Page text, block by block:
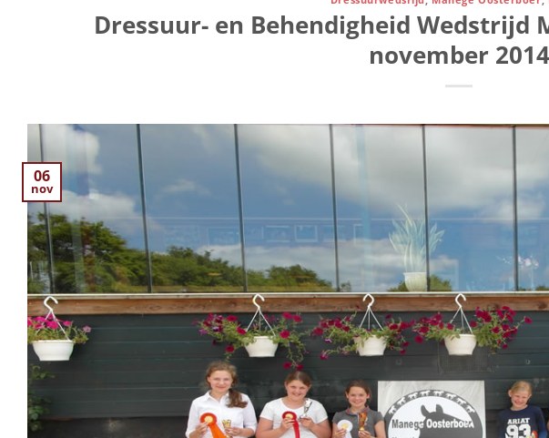
Dressuur- en Behendigheid Wedstrijd
november 2014
06
nov